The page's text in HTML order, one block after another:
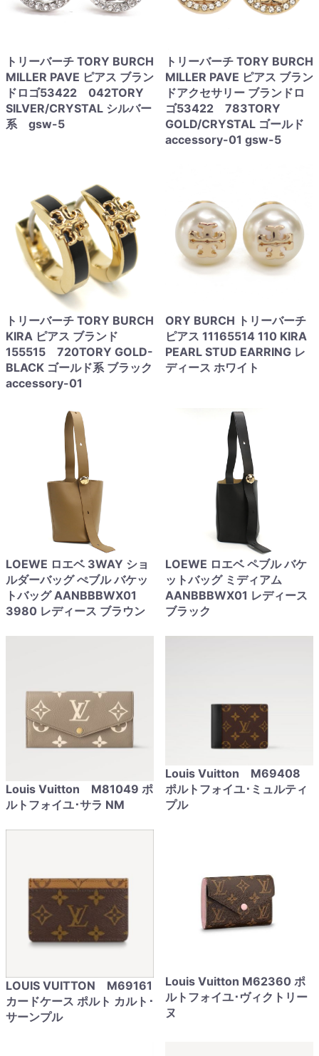
トリーバーチ TORY BURCH
MILLER PAVE ピアス ブラン
ドロゴ53422 042TORY
SILVER/CRYSTAL シルバー
系 gsw-5
トリーバーチ TORY BURCH
MILLER PAVE ピアス ブラン
ドアクセサリー ブランドロ
ゴ53422 783TORY
GOLD/CRYSTAL ゴールド
accessory-01 gsw-5
トリーバーチ TORY BURCH
KIRA ピアス ブランド
155515 720TORY GOLD-
BLACK ゴールド系 ブラック
accessory-01
ORY BURCH トリーバーチ
ピアス 11165514 110 KIRA
PEARL STUD EARRING レ
ディース ホワイト
LOEWE ロエベ 3WAY ショ
ルダーバッグ ぺブル バケッ
トバッグ AANBBBWX01
3980 レディース ブラウン
LOEWE ロエベ ペブル バケ
ットバッグ ミディアム
AANBBBWX01 レディース
ブラック
Louis Vuitton M81049 ポ
ルトフォイユ･サラ NM
Louis Vuitton M69408
ポルトフォイユ･ミュルティ
プル
LOUIS VUITTON M69161
カードケース ポルト カルト･
サーンプル
Louis Vuitton M62360 ポ
ルトフォイユ･ヴィクトリー
ヌ